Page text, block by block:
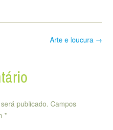
Arte e loucura →
publicado. Campos
*